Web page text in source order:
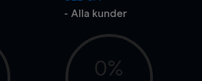
- Alla kunder
0%